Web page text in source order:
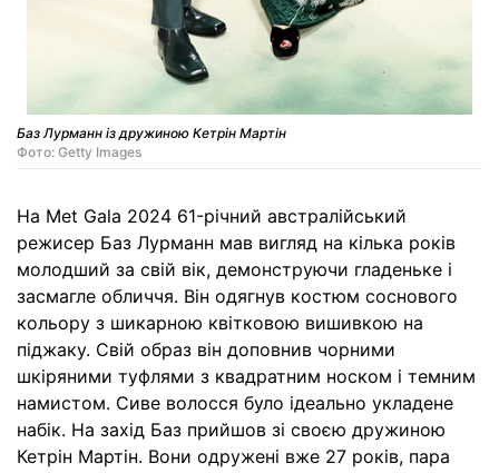
Баз Лурманн із дружиною Кетрін Мартін
Фото: Getty Images
На Met Gala 2024 61-річний австралійський
режисер Баз Лурманн мав вигляд на кілька років
молодший за свій вік, демонструючи гладеньке і
засмагле обличчя. Він одягнув костюм соснового
кольору з шикарною квітковою вишивкою на
піджаку. Свій образ він доповнив чорними
шкіряними туфлями з квадратним носком і темним
намистом. Сиве волосся було ідеально укладене
набік. На захід Баз прийшов зі своєю дружиною
Кетрін Мартін. Вони одружені вже 27 років, пара